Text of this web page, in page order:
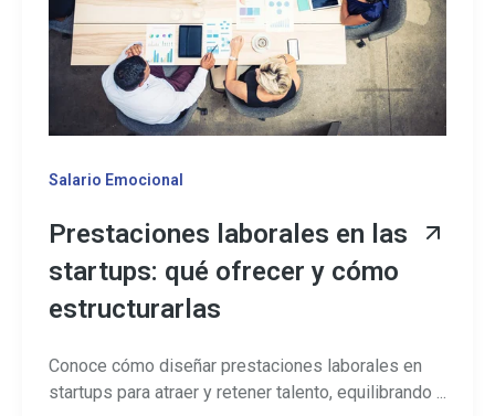
Salario Emocional
Prestaciones laborales en las
startups: qué ofrecer y cómo
estructurarlas
Conoce cómo diseñar prestaciones laborales en
startups para atraer y retener talento, equilibrando ...